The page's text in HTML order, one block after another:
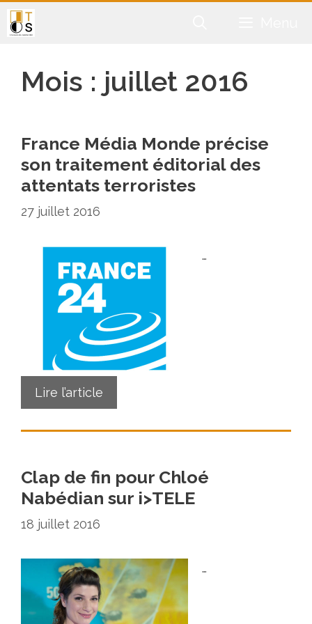
Aller
au
Mois : juillet 2016
France Média Monde précise
son traitement éditorial des
attentats terroristes
27 juillet 2016
…
Lire l’article
Clap de fin pour Chloé
Nabédian sur i>TELE
18 juillet 2016
…